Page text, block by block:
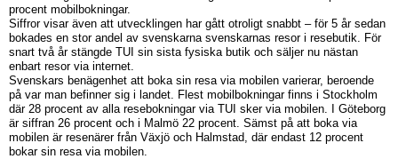
procent mobilbokningar.
Siffror visar även att utvecklingen har gått otroligt snabbt – för 5 år sedan
bokades en stor andel av svenskarna svenskarnas resor i resebutik. För
snart två år stängde TUI sin sista fysiska butik och säljer nu nästan
enbart resor via internet.
Svenskars benägenhet att boka sin resa via mobilen varierar, beroende
på var man befinner sig i landet. Flest mobilbokningar finns i Stockholm
där 28 procent av alla resebokningar via TUI sker via mobilen. I Göteborg
är siffran 26 procent och i Malmö 22 procent. Sämst på att boka via
mobilen är resenärer från Växjö och Halmstad, där endast 12 procent
bokar sin resa via mobilen.